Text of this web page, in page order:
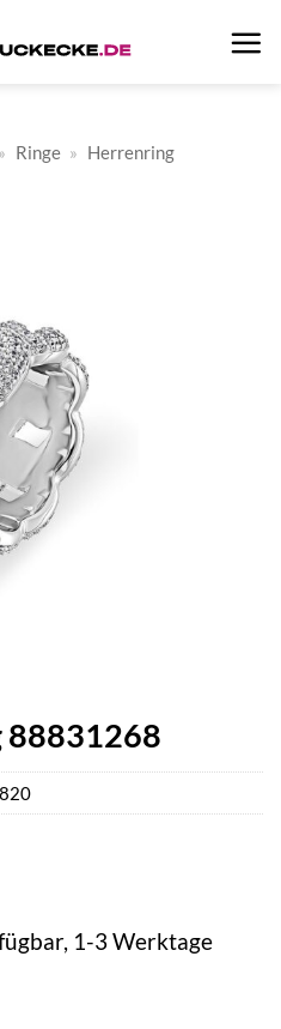
» Ringe » Herrenring
88831268
1-3 Werktage